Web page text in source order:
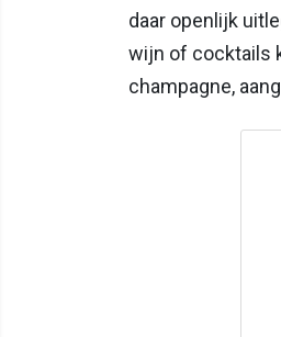
daar openlijk
wijn of cocktails
champagne,